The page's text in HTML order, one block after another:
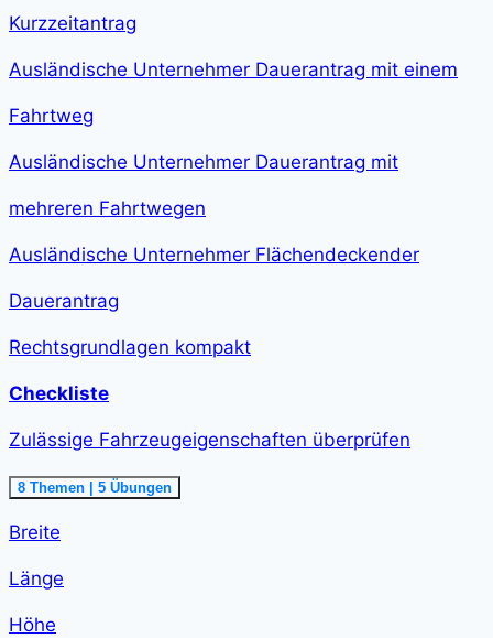
Kurzzeitantrag
Ausländische Unternehmer Dauerantrag mit einem
Fahrtweg
Ausländische Unternehmer Dauerantrag mit
mehreren Fahrtwegen
Ausländische Unternehmer Flächendeckender
Dauerantrag
Rechtsgrundlagen kompakt
Checkliste
Zulässige Fahrzeugeigenschaften überprüfen
Ausklappen
Zulässige
Fahrzeugeigenschaften
class="course-
duration">1
h
min
8 Themen 5 Übungen
Breite
Länge
Höhe